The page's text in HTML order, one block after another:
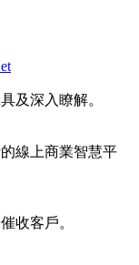
及深入瞭解。
線上商業智慧平
收客戶。